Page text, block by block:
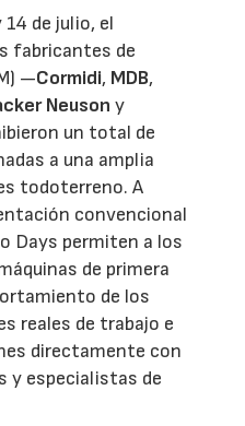
14 de julio, el
fabricantes de
—Cormidi, MDB,
Neuson y
un total de
a una amplia
todoterreno. A
convencional
Days permiten a los
de primera
de los
reales de trabajo e
directamente con
y especialistas de